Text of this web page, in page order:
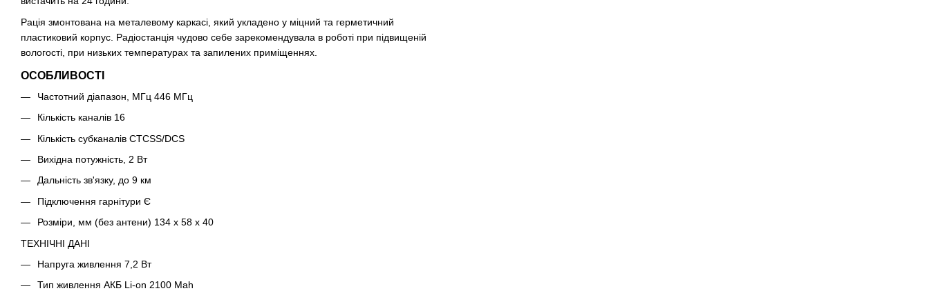
Рація змонтована на металевому каркасі, який укладено у міцний та герметичний
пластиковий корпус. Радіостанція чудово себе зарекомендувала в роботі при підвищеній
вологості, при низьких температурах та запилених приміщеннях.
ОСОБЛИВОСТІ
Частотний діапазон, МГц 446 МГц
Кількість каналів 16
Кількість субканалів CTCSS/DCS
Вихідна потужність, 2 Вт
Дальність зв'язку, до 9 км
Підключення гарнітури Є
Розміри, мм (без антени) 134 х 58 х 40
ТЕХНІЧНІ ДАНІ
Напруга живлення 7,2 Вт
Тип живлення АКБ Li-on 2100 Mah